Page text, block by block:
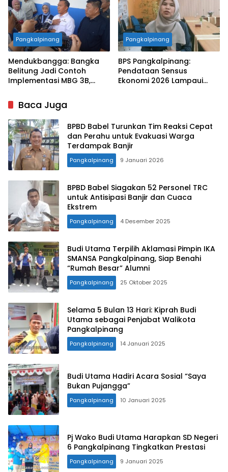
Pangkalpinang
Mendukbangga: Bangka
Belitung Jadi Contoh
Implementasi MBG 3B,
Balita Terlayani
Pangkalpinang
BPS Pangkalpinang:
Pendataan Sensus
Ekonomi 2026 Lampaui
Baca Juga
BPBD Babel Turunkan Tim Reaksi Cepat
dan Perahu untuk Evakuasi Warga
Terdampak Banjir
Pangkalpinang 9 Januari 2026
BPBD Babel Siagakan 52 Personel TRC
untuk Antisipasi Banjir dan Cuaca
Ekstrem
Pangkalpinang 4 Desember 2025
Budi Utama Terpilih Aklamasi Pimpin IKA
SMANSA Pangkalpinang, Siap Benahi
“Rumah Besar” Alumni
Pangkalpinang 25 Oktober 2025
Selama 5 Bulan 13 Hari: Kiprah Budi
Utama sebagai Penjabat Walikota
Pangkalpinang
Pangkalpinang 14 Januari 2025
Budi Utama Hadiri Acara Sosial “Saya
Bukan Pujangga”
Pangkalpinang 10 Januari 2025
Pj Wako Budi Utama Harapkan SD Negeri
6 Pangkalpinang Tingkatkan Prestasi
Pangkalpinang 9 Januari 2025